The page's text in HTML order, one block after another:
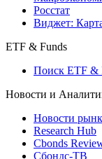
Создать индекс
Консенсусы
Консенсус-
Виджет:
ETF & Funds
Поиск ETF &
Новости и